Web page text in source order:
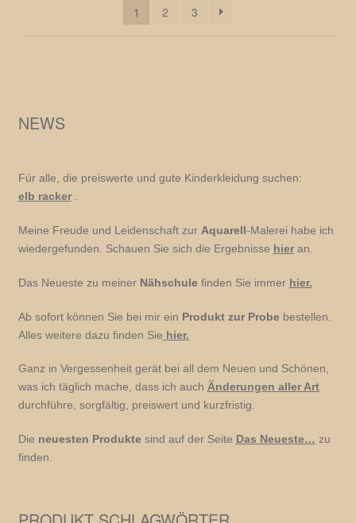
1 2 3
NEWS
Für alle, die preiswerte und gute Kinderkleidung suchen:
elb racker.
Meine Freude und Leidenschaft zur Aquarell-Malerei habe ich
wiedergefunden. Schauen Sie sich die Ergebnisse hieran.
Das Neueste zu meiner Nähschulefinden Sie immer hier.
Ab sofort können Sie bei mir ein Produkt zur Probebestellen.
Alles weitere dazu finden Sie hier.
Ganz in Vergessenheit gerät bei all dem Neuen und Schönen,
was ich täglich mache, dass ich auch Änderungen aller Art
durchführe, sorgfältig, preiswert und kurzfristig.
Die neuesten Produktesind auf der Seite Das Neueste… zu
finden.